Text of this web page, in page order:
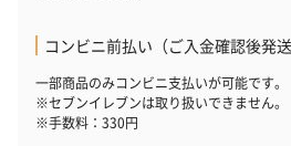
コンビニ前払い（ご入金確認後発送
一部商品のみコンビニ支払いが可能です。
※セブンイレブンは取り扱いできません。
※手数料：330円